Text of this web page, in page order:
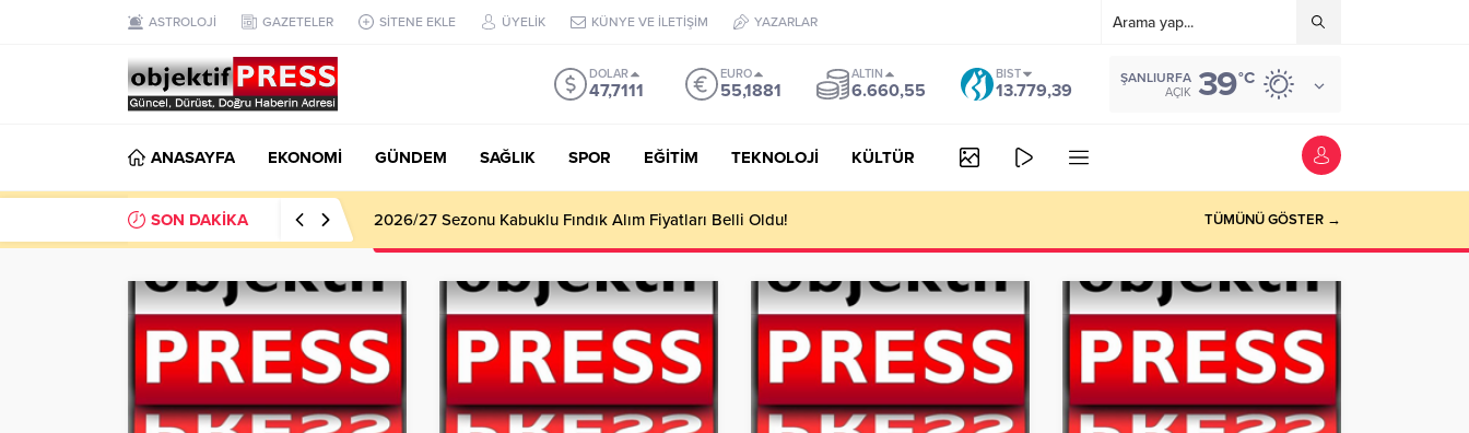
ASTROLOJİ GAZETELER SİTENE EKLE ÜYELİK KÜNYE VE İLETİŞİM YAZARLAR
DOLAR
47,7111
EURO
55,1881
ALTIN
6.660,55
BIST
13.779,39
ŞANLIURFA
AÇIK 39°C
ANASAYFA EKONOMİ GÜNDEM SAĞLIK SPOR EĞİTİM TEKNOLOJİ KÜLTÜR
SON DAKİKA Haliliye Belediyesi Her Gün 4 Bin 898 Kişiye Sıcak Yemek Ulaştırıyor! TÜMÜNÜ GÖSTER →